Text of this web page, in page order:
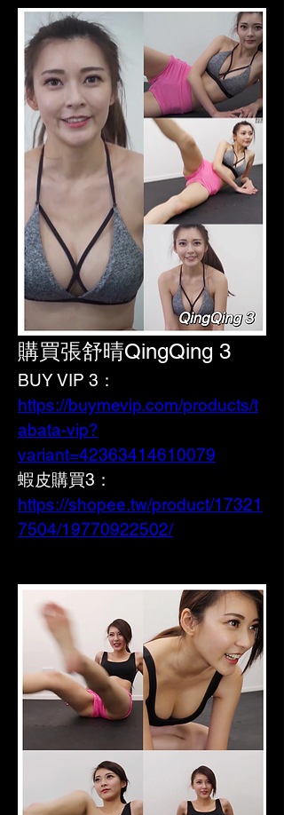
購買張舒晴QingQing 3
BUY VIP 3：
https://buymevip.com/products/t
abata-vip?
variant=42363414610079
https://shopee.tw/product/17321
7504/19770922502/